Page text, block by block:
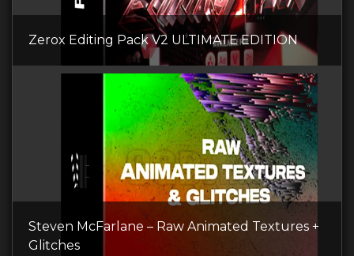
Zerox Editing Pack V2 ULTIMATE EDITION
Steven McFarlane – Raw Animated Textures +
Glitches